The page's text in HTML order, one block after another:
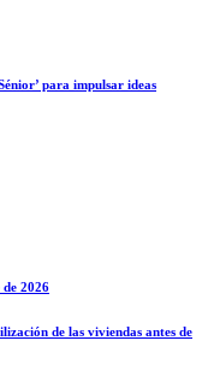
para impulsar ideas
2026
de las viviendas antes de